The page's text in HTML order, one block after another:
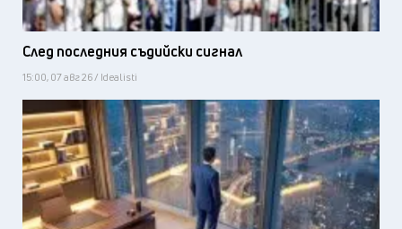
След последния съдийски сигнал
15:00, 07 авг 26 / Idealisti